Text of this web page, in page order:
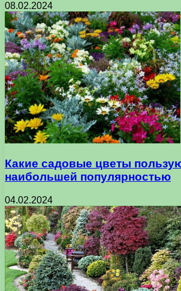
08.02.2024
Какие садовые цветы
наибольшей популярностью
04.02.2024